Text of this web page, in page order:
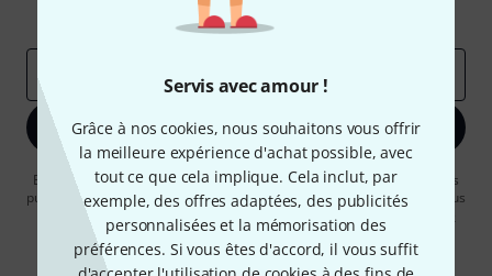
Servis avec amour !
Grâce à nos cookies, nous souhaitons vous offrir
la meilleure expérience d'achat possible, avec
tout ce que cela implique. Cela inclut, par
exemple, des offres adaptées, des publicités
personnalisées et la mémorisation des
préférences. Si vous êtes d'accord, il vous suffit
Articles inspirants
Deals
S'inscrire maintenant
En cliquant sur "S'inscrire maintenant", vous acceptez de recevoir des
publicités par e-mail. La désinscription est possible à tout moment. Vous
pouvez trouver plus d'informations à ce sujet dans notre
confidentialité.
* Requis